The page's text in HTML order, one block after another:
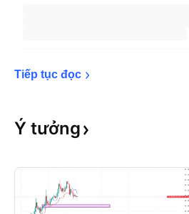
Tiếp tục đọc
Ý tưởng